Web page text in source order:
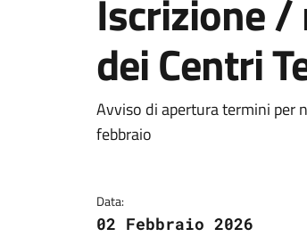
Iscrizione
dei Centri
Dettagli
Avviso di apertura termini per
febbraio
Data:
02 Febbraio 2026